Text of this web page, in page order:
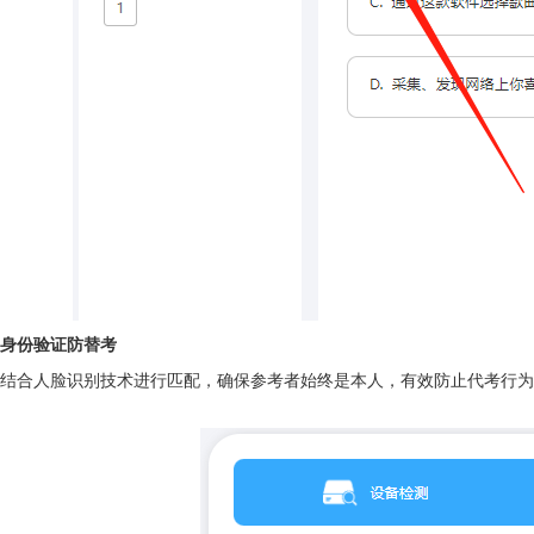
身份验证防替考
结合人脸识别技术进行匹配，确保参考者始终是本人，有效防止代考行